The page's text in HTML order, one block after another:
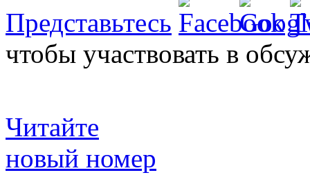
Представьтесь
чтобы участвовать в
Читайте
новый номер